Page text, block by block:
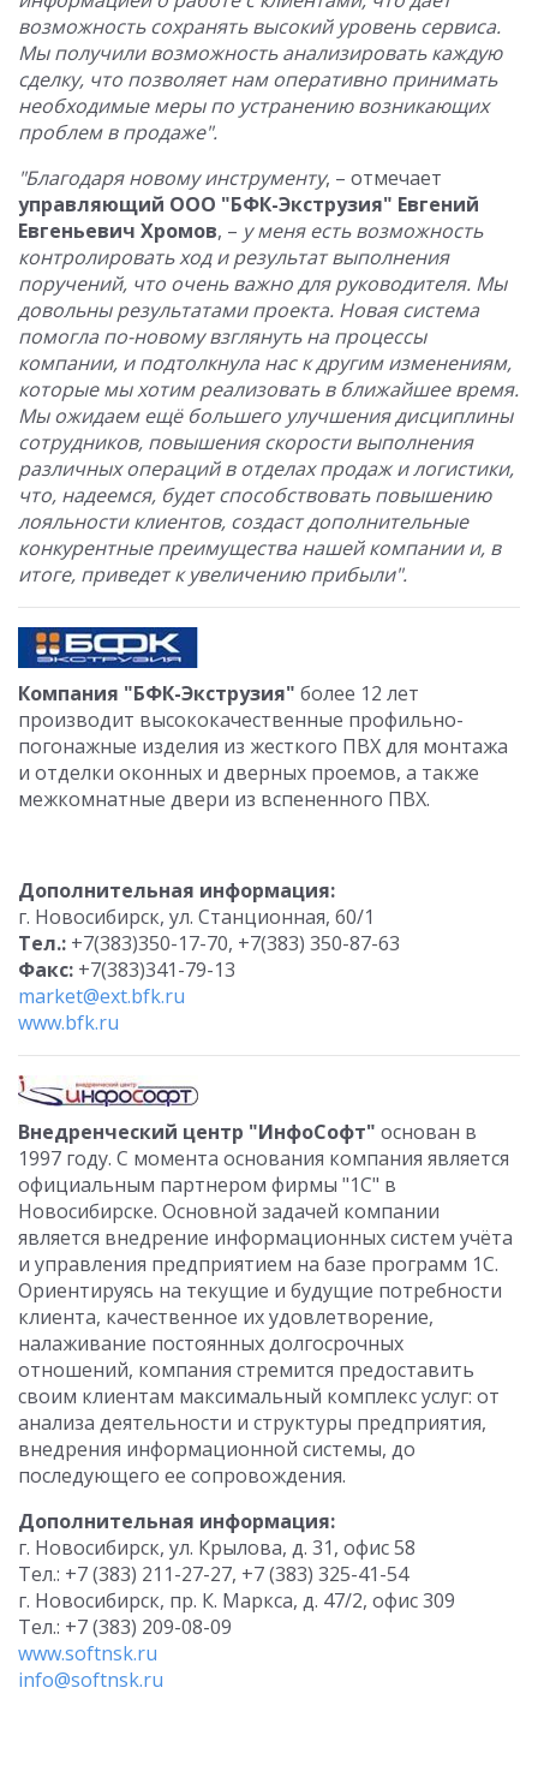
возможность сохранять высокий уровень сервиса.
Мы получили возможность анализировать каждую
сделку, что позволяет нам оперативно принимать
необходимые меры по устранению возникающих
проблем в продаже".
"Благодаря новому инструменту, – отмечает
управляющий ООО "БФК-Экструзия" Евгений
Евгеньевич Хромов, – у меня есть возможность
контролировать ход и результат выполнения
поручений, что очень важно для руководителя. Мы
довольны результатами проекта. Новая система
помогла по-новому взглянуть на процессы
компании, и подтолкнула нас к другим изменениям,
которые мы хотим реализовать в ближайшее время.
Мы ожидаем ещё большего улучшения дисциплины
сотрудников, повышения скорости выполнения
различных операций в отделах продаж и логистики,
что, надеемся, будет способствовать повышению
лояльности клиентов, создаст дополнительные
конкурентные преимущества нашей компании и, в
итоге, приведет к увеличению прибыли".
Компания "БФК-Экструзия" более 12 лет
производит высококачественные профильно-
погонажные изделия из жесткого ПВХ для монтажа
и отделки оконных и дверных проемов, а также
межкомнатные двери из вспененного ПВХ.
Дополнительная информация:
г. Новосибирск, ул. Станционная, 60/1
Тел.: +7(383)350-17-70, +7(383) 350-87-63
Факс: +7(383)341-79-13
market@ext.bfk.ru
www.bfk.ru
Внедренческий центр "ИнфоСофт" основан в
1997 году. С момента основания компания является
официальным партнером фирмы "1С" в
Новосибирске. Основной задачей компании
является внедрение информационных систем учёта
и управления предприятием на базе программ 1С.
Ориентируясь на текущие и будущие потребности
клиента, качественное их удовлетворение,
налаживание постоянных долгосрочных
отношений, компания стремится предоставить
своим клиентам максимальный комплекс услуг: от
анализа деятельности и структуры предприятия,
внедрения информационной системы, до
последующего ее сопровождения.
Дополнительная информация:
г. Новосибирск, ул. Крылова, д. 31, офис 58
Тел.: +7 (383) 211-27-27, +7 (383) 325-41-54
г. Новосибирск, пр. К. Маркса, д. 47/2, офис 309
Тел.: +7 (383) 209-08-09
www.softnsk.ru
info@softnsk.ru